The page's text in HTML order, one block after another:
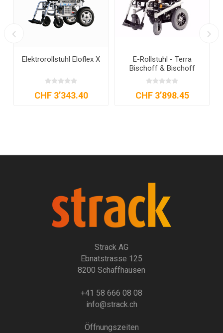
Elektrorollstuhl Eloflex X
CHF 3’343.40
E-Rollstuhl - Terra
Bischoff & Bischoff
CHF 3’898.45
Strack AG
Ebnatstrasse 125
8200 Schaffhausen
+41 58 666 08 08
info@strack.ch
Öffnungszeiten